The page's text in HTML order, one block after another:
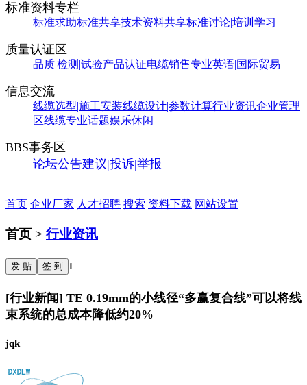
标准资料专栏
标准求助标准共享技术资料共享标准讨论|培训学习
质量认证区
品质|检测|试验产品认证电缆销售专业英语|国际贸易
信息交流
线缆选型|施工安装线缆设计|参数计算行业资讯企业管理
区线缆专业话题娱乐休闲
BBS事务区
论坛公告建议|投诉|举报
首页 企业厂家 人才招聘 搜索 资料下载 网站设置
首页 > 行业资讯
发 贴 签 到 1
[行业新闻] TE 0.19mm的小线径“多赢复合线”可以将线
束系统的总成本降低约20%
jqk